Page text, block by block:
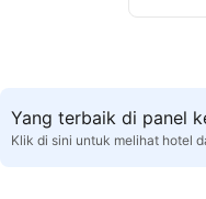
Yang terbaik di panel
Klik di sini untuk melihat hotel